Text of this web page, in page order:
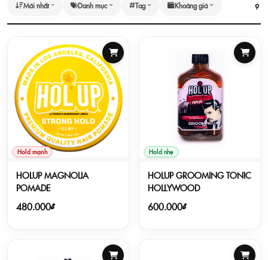
Mới nhất Danh mục Tag Khoảng giá 9
Hold mạnh
HOLUP MAGNOLIA
POMADE
480.000₫
Hold nhẹ
HOLUP GROOMING TONIC
HOLLYWOOD
600.000₫